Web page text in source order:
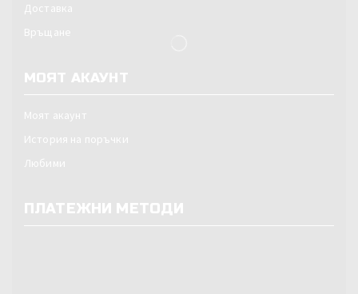
Доставка
Връщане
МОЯТ АКАУНТ
Моят акаунт
История на поръчки
Любими
ПЛАТЕЖНИ МЕТОДИ